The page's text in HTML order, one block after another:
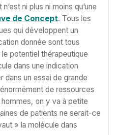
ni plus ni moins qu’une
de Concept. Tous les
qui développent un
donnée sont tous
potentiel thérapeutique
dans une indication
dans un essai de grande
de ressources
on y va à petite
de patients ne serait-ce
» la molécule dans